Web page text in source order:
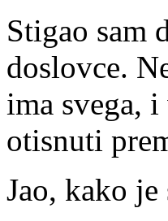
Stigao sam
doslovce.
ima svega,
otisnuti
Jao, kako